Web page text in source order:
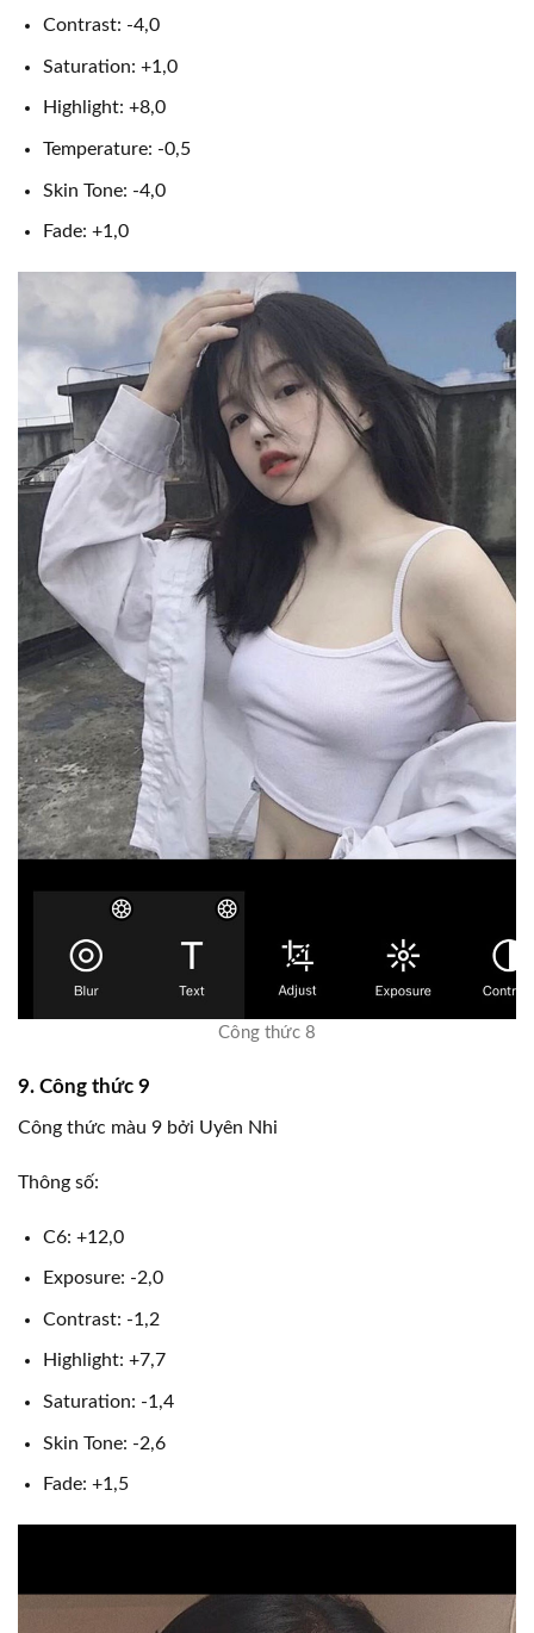
Contrast: -4,0
Saturation: +1,0
Highlight: +8,0
Temperature: -0,5
Skin Tone: -4,0
Fade: +1,0
Công thức 8
9. Công thức 9
Công thức màu 9 bởi Uyên Nhi
Thông số:
C6: +12,0
Exposure: -2,0
Contrast: -1,2
Highlight: +7,7
Saturation: -1,4
Skin Tone: -2,6
Fade: +1,5